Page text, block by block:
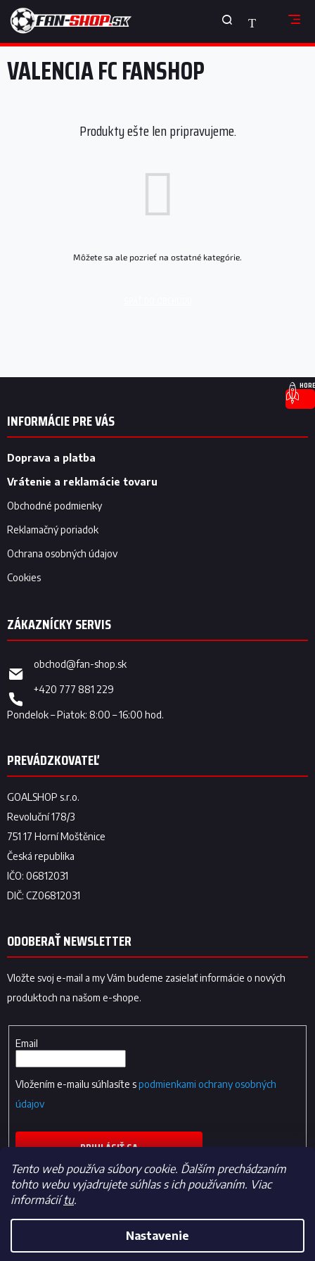
Tento web používa súbory cookie. Ďalším prechádzaním
tohto webu vyjadrujete súhlas s ich používaním. Viac
informáciítu.
Nastavenie
Prejsť
obsah
NÁKUPNÝ
KOŠÍK
VALENCIA FC FANSHOP
Produkty ešte len pripravujeme.
Môžete sa ale pozrieť na ostatné kategórie.
Z HORE
INFORMÁCIE PRE VÁS
Doprava a platba
Vrátenie a reklamácie tovaru
Obchodné podmienky
Reklamačný poriadok
Ochrana osobných údajov
Cookies
obchod@fan-shop.sk
+420 777 881 229
ODOBERAŤ NEWSLETTER
Vložte svoj e-mail a my Vám budeme zasielať informácie o nových
produktoch na našom e-shope.
Email
Vložením e-mailu súhlasíte spodmienkami ochrany osobných
údajov
PRIHLÁSIŤ SA
Vytvoril Shoptet